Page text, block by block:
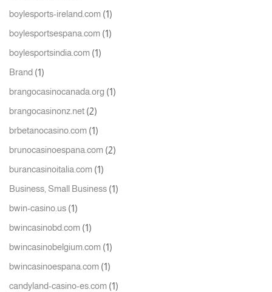
boylesports-ireland.com (1)
boylesportsespana.com (1)
boylesportsindia.com (1)
Brand (1)
brangocasinocanada.org (1)
brangocasinonz.net (2)
brbetanocasino.com (1)
brunocasinoespana.com (2)
burancasinoitalia.com (1)
Business, Small Business (1)
bwin-casino.us (1)
bwincasinobd.com (1)
bwincasinobelgium.com (1)
bwincasinoespana.com (1)
candyland-casino-es.com (1)